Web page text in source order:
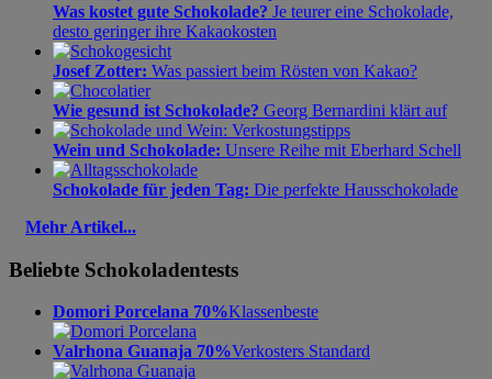
Was kostet gute Schokolade? Je teurer eine Schokolade,
desto geringer ihre Kakaokosten
Josef Zotter: Was passiert beim Rösten von Kakao?
Wie gesund ist Schokolade? Georg Bernardini klärt auf
Wein und Schokolade: Unsere Reihe mit Eberhard Schell
Schokolade für jeden Tag: Die perfekte Hausschokolade
Mehr Artikel...
Beliebte Schokoladentests
Domori Porcelana 70%Klassenbeste
Valrhona Guanaja 70%Verkosters Standard